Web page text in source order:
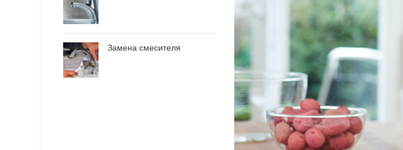
Замена смесителя